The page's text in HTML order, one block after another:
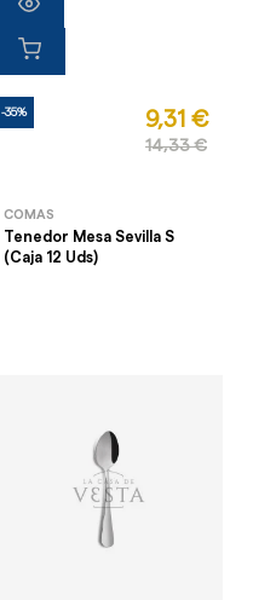
-35% 9,31 €
14,33 €
COMAS
Tenedor Mesa Sevilla S
(Caja 12 Uds)